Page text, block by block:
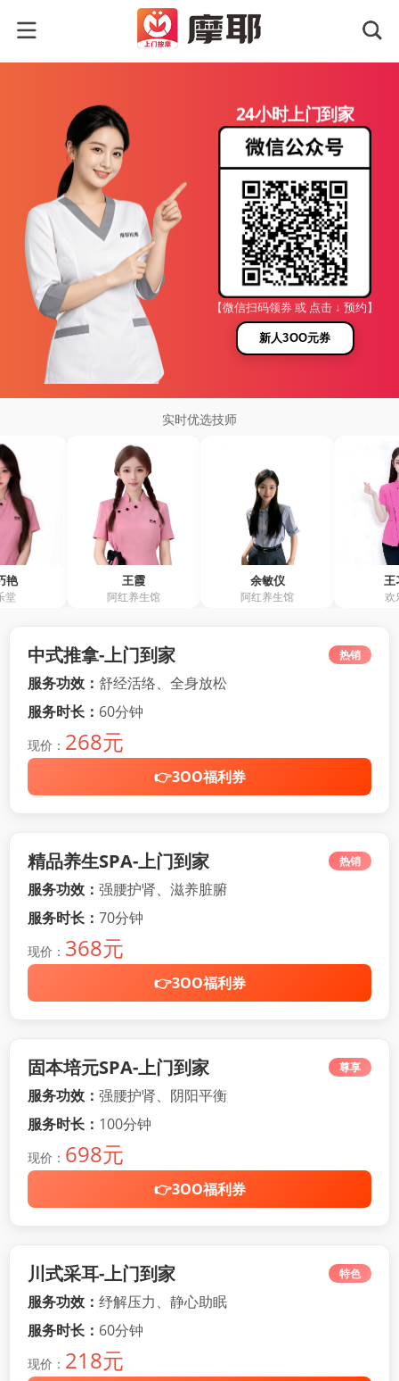
24小时上门到家
【微信扫码领券 或 点击 ↓ 预约】
新人3OO元券
实时优选技师
中式推拿-上门到家 热销
服务功效： 舒经活络、全身放松
服务时长： 60分钟
现价： 268元
👉3OO福利券
精品养生SPA-上门到家 热销
服务功效： 强腰护肾、滋养脏腑
服务时长： 70分钟
现价： 368元
👉3OO福利券
固本培元SPA-上门到家 尊享
服务功效： 强腰护肾、阴阳平衡
服务时长： 100分钟
现价： 698元
👉3OO福利券
川式采耳-上门到家 特色
服务功效： 纾解压力、静心助眠
服务时长： 60分钟
现价： 218元